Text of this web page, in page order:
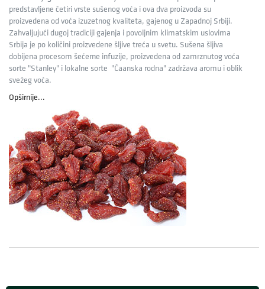
predstavljene četiri vrste sušenog voća i ova dva proizvoda su
proizvedena od voća izuzetnog kvaliteta, gajenog u Zapadnoj Srbiji.
Zahvaljujući dugoj tradiciji gajenja i povoljnim klimatskim uslovima
Srbija je po količini proizvedene šljive treća u svetu. Sušena šljiva
dobijena procesom šećerne infuzije, proizvedena od zamrznutog voća
sorte "Stanley" i lokalne sorte "Čaanska rodna" zadržava aromu i oblik
svežeg voća.
Opširnije...